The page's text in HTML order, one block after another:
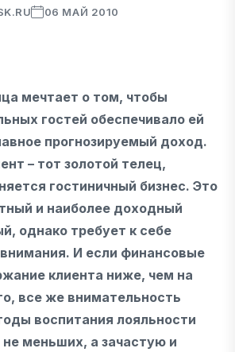
06 МАЙ 2010
мечтает о том, чтобы
гостей обеспечивало ей
прогнозируемый доход.
– тот золотой телец,
гостиничный бизнес. Это
и наиболее доходный
однако требует к себе
И если финансовые
клиента ниже, чем на
все же внимательность
воспитания лояльности
меньших, а зачастую и